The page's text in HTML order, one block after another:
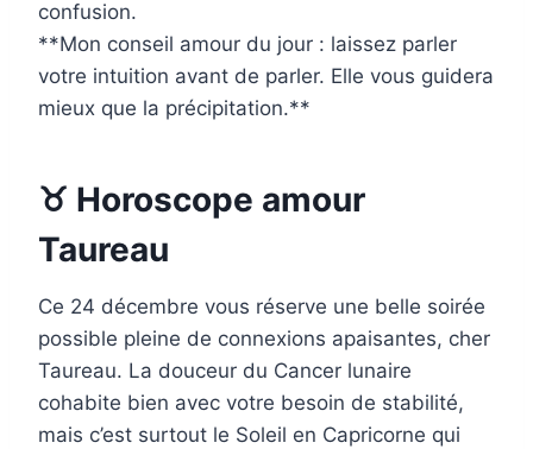
confusion.
**Mon conseil amour du jour : laissez parler
votre intuition avant de parler. Elle vous guidera
mieux que la précipitation.**
♉ Horoscope amour
Taureau
Ce 24 décembre vous réserve une belle soirée
possible pleine de connexions apaisantes, cher
Taureau. La douceur du Cancer lunaire
cohabite bien avec votre besoin de stabilité,
mais c’est surtout le Soleil en Capricorne qui